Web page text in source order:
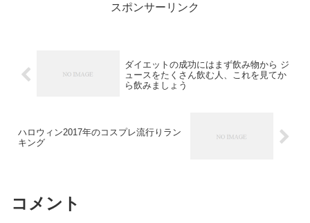
スポンサーリンク
ダイエットの成功にはまず飲み物から ジ
ュースをたくさん飲む人、これを見てか
ら飲みましょう
ハロウィン2017年のコスプレ流行りラン
キング
コメント